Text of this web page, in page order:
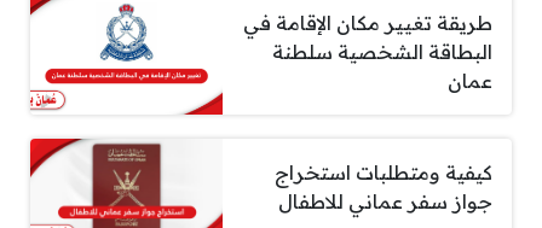
طريقة تغيير مكان الإقامة في
البطاقة الشخصية سلطنة
عمان
كيفية ومتطلبات استخراج
جواز سفر عماني للاطفال